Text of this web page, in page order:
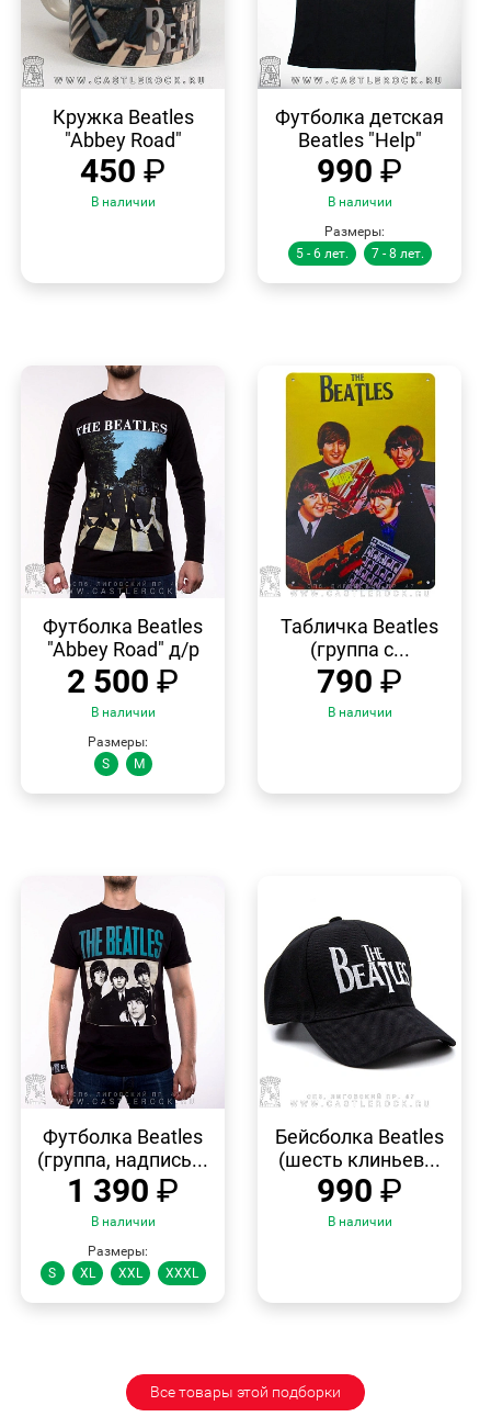
ПРОСМОТР
Кружка Beatles
"Abbey Road"
450 ₽
В наличии
Футболка детская
Beatles "Help"
990 ₽
В наличии
Размеры:
5 - 6 лет.
7 - 8 лет.
ПРОСМОТР
Футболка Beatles
"Abbey Road" д/р
2 500 ₽
В наличии
Размеры:
S
M
ПРОСМОТР
Табличка Beatles
(группа с...
790 ₽
В наличии
ПРОСМОТР
Футболка Beatles
(группа, надпись...
1 390 ₽
В наличии
Размеры:
S
XL XXL XXXL
ПРОСМОТР
Бейсболка Beatles
(шесть клиньев...
990 ₽
В наличии
Все товары этой подборки